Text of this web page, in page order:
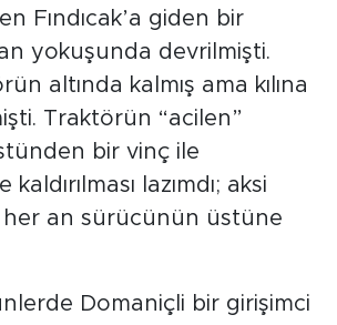
Fındıcak’a giden bir
yokuşunda devrilmişti.
altında kalmış ama kılına
Traktörün “acilen”
bir vinç ile
lazımdı; aksi
an sürücünün üstüne
Domaniçli bir girişimci